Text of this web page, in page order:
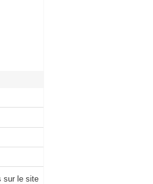
sur le site